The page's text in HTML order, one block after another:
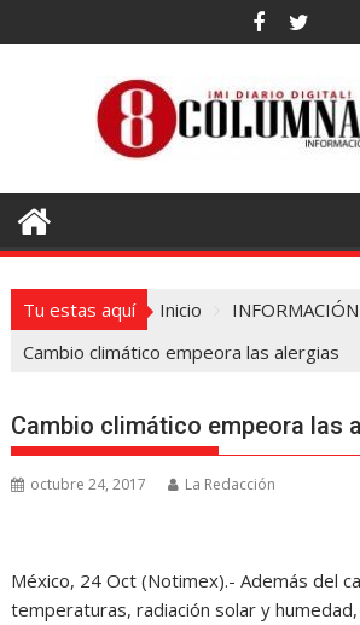
al
Tu estas aquí Inicio
Cambio climático empeora las alergias
Cambio climático empeora las
octubre 24, 2017 La Redacción
México, 24 Oct (Notimex).- Además del
temperaturas, radiación solar y